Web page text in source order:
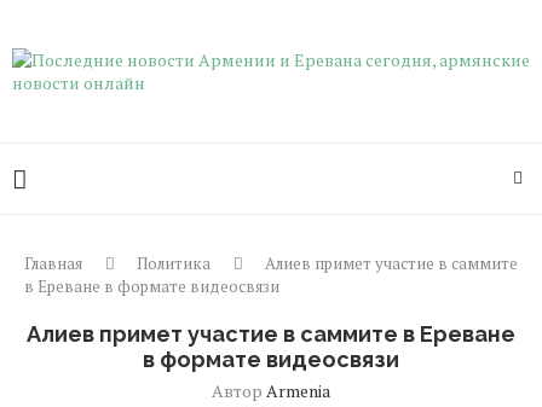
Главная Политика
Алиев примет участие в саммите
в Ереване в формате видеосвязи
Алиев примет участие в саммите в Ереване
в формате видеосвязи
Автор Armenia